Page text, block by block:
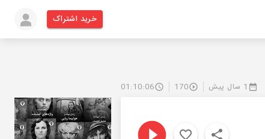
خرید اشتراک
1 سال پیش 170
01:10:06